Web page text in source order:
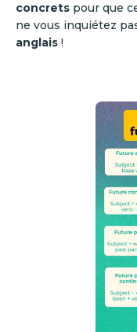
concrets pour que
ne vous inquiétez
anglais !